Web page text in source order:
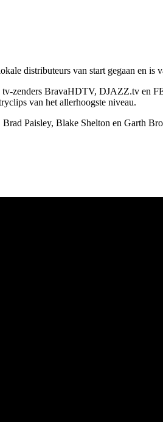
distributeurs van start gegaan en is
zenders BravaHDTV, DJAZZ.tv en
van het allerhoogste niveau.
Paisley, Blake Shelton en Garth